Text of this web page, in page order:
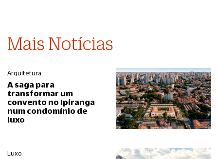
Mais Notícias
Arquitetura
A saga para
transformar um
convento no Ipiranga
num condomínio de
luxo
Luxo